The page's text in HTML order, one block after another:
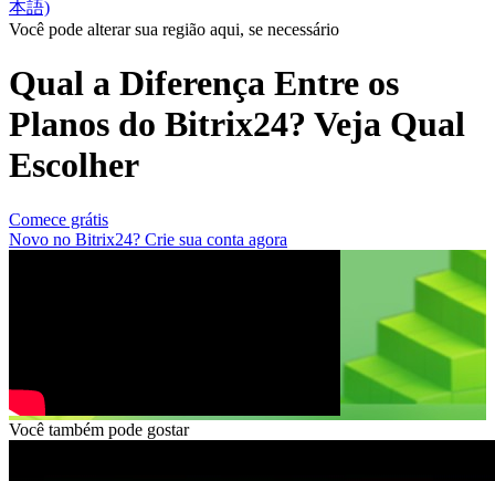
本語)
Você pode alterar sua região aqui, se necessário
Qual a Diferença Entre os
Planos do Bitrix24? Veja Qual
Escolher
Comece grátis
Novo no Bitrix24? Crie sua conta agora
Você também pode gostar